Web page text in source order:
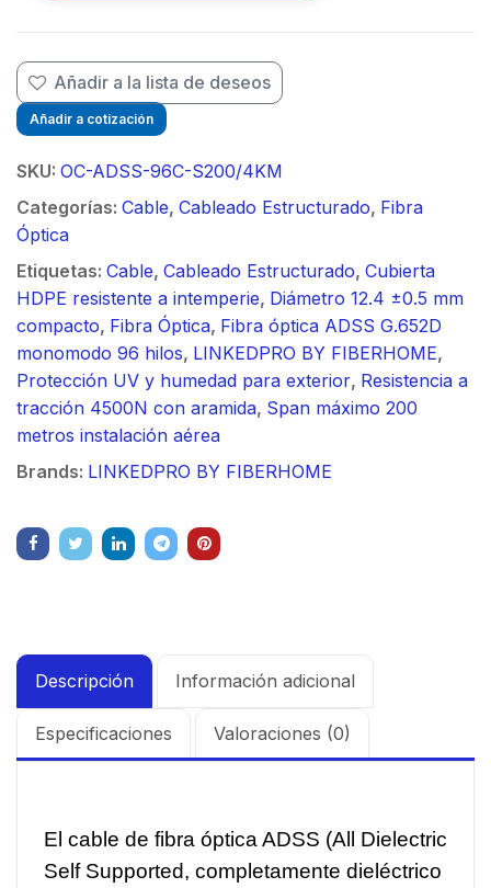
Añadir a la lista de deseos
Añadir a cotización
SKU: OC-ADSS-96C-S200/4KM
Categorías: Cable, Cableado Estructurado, Fibra
Óptica
Etiquetas: Cable, Cableado Estructurado, Cubierta
HDPE resistente a intemperie, Diámetro 12.4 ±0.5 mm
compacto, Fibra Óptica, Fibra óptica ADSS G.652D
monomodo 96 hilos, LINKEDPRO BY FIBERHOME,
Protección UV y humedad para exterior, Resistencia a
tracción 4500N con aramida, Span máximo 200
metros instalación aérea
Brands: LINKEDPRO BY FIBERHOME
Descripción Información adicional
Especificaciones Valoraciones (0)
El cable de fibra óptica ADSS (All Dielectric
Self Supported, completamente dieléctrico